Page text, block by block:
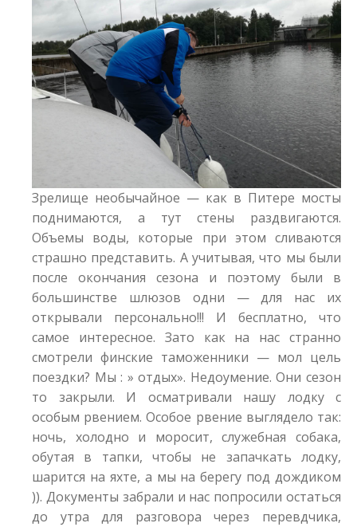
Зрелище необычайное — как в Питере мосты
поднимаются, а тут стены раздвигаются.
Объемы воды, которые при этом сливаются
страшно представить. А учитывая, что мы были
после окончания сезона и поэтому были в
большинстве шлюзов одни — для нас их
открывали персонально!!! И бесплатно, что
самое интересное. Зато как на нас странно
смотрели финские таможенники — мол цель
поездки? Мы : » отдых». Недоумение. Они сезон
то закрыли. И осматривали нашу лодку с
особым рвением. Особое рвение выглядело так:
ночь, холодно и моросит, служебная собака,
обутая в тапки, чтобы не запачкать лодку,
шарится на яхте, а мы на берегу под дождиком
)). Документы забрали и нас попросили остаться
до утра для разговора через перевдчика,